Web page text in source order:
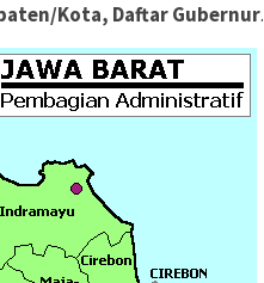
Kota, Daftar Gubernur.